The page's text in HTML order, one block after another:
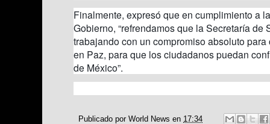
Finalmente, expresó que en cumplimiento a
Gobierno, “refrendamos que la Secretaría
trabajando con un compromiso absoluto
en Paz, para que los ciudadanos puedan
de México”.
Publicado por World News en 17:34